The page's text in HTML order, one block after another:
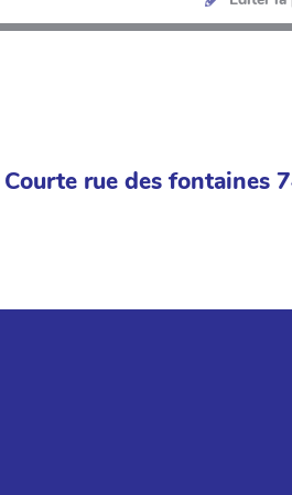
Courte rue des fontaines